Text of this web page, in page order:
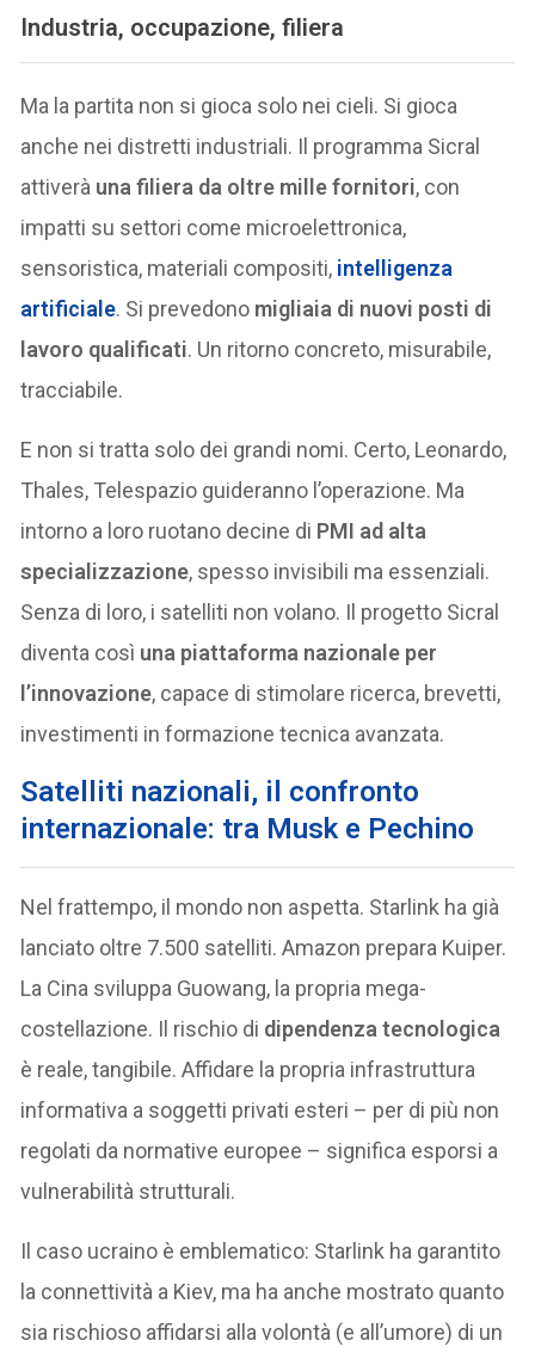
Industria, occupazione, filiera
Ma la partita non si gioca solo nei cieli. Si gioca
anche nei distretti industriali. Il programma Sicral
attiverà una filiera da oltre mille fornitori, con
impatti su settori come microelettronica,
sensoristica, materiali compositi, intelligenza
artificiale. Si prevedono migliaia di nuovi posti di
lavoro qualificati. Un ritorno concreto, misurabile,
tracciabile.
E non si tratta solo dei grandi nomi. Certo, Leonardo,
Thales, Telespazio guideranno l’operazione. Ma
intorno a loro ruotano decine di PMI ad alta
specializzazione, spesso invisibili ma essenziali.
Senza di loro, i satelliti non volano. Il progetto Sicral
diventa così una piattaforma nazionale per
l’innovazione, capace di stimolare ricerca, brevetti,
investimenti in formazione tecnica avanzata.
Satelliti nazionali, il confronto
internazionale: tra Musk e Pechino
Nel frattempo, il mondo non aspetta. Starlink ha già
lanciato oltre 7.500 satelliti. Amazon prepara Kuiper.
La Cina sviluppa Guowang, la propria mega-
costellazione. Il rischio di dipendenza tecnologica
è reale, tangibile. Affidare la propria infrastruttura
informativa a soggetti privati esteri – per di più non
regolati da normative europee – significa esporsi a
vulnerabilità strutturali.
Il caso ucraino è emblematico: Starlink ha garantito
la connettività a Kiev, ma ha anche mostrato quanto
sia rischioso affidarsi alla volontà (e all’umore) di un